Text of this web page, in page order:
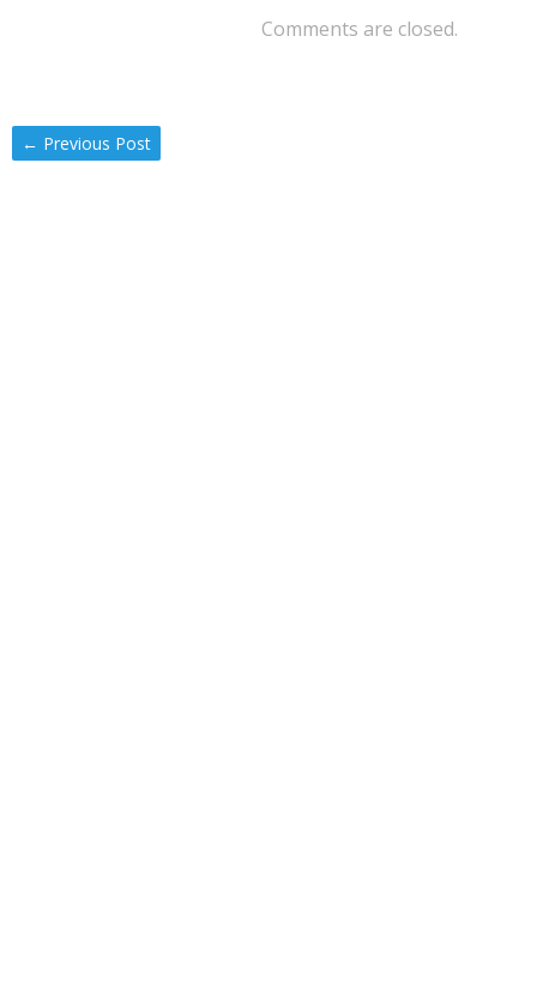
Comments are closed.
← Previous Post